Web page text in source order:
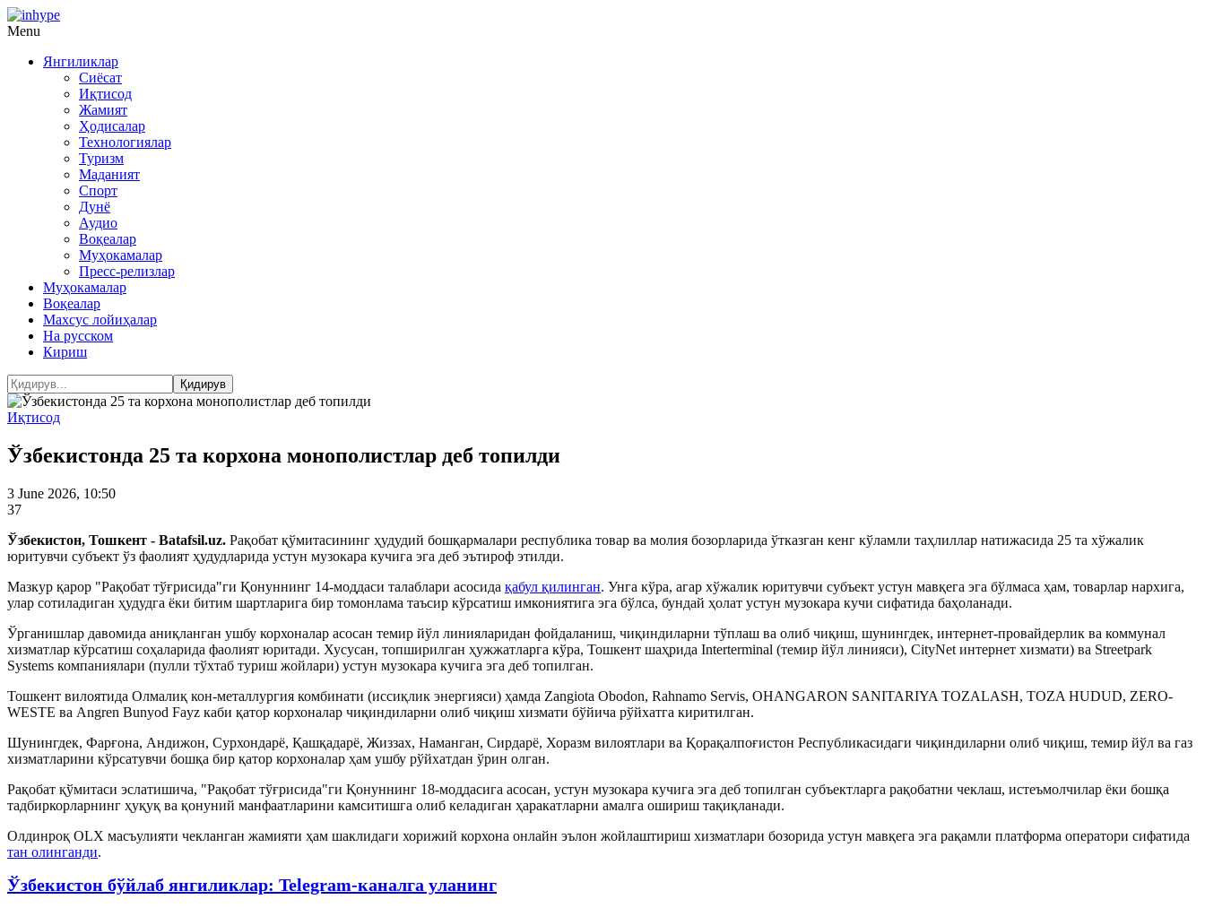
Menu
Янгиликлар
Сиёсат
Иқтисод
Жамият
Ҳодисалар
Технологиялар
Туризм
Маданият
Спорт
Дунё
Аудио
Воқеалар
Муҳокамалар
Пресс-релизлар
Муҳокамалар
Воқеалар
Махсус лойиҳалар
На русском
Кириш
Иқтисод
Ўзбекистонда 25 та корхона монополистлар деб топилди
3 June 2026, 10:50
37
Ўзбекистон, Тошкент - Batafsil.uz. Рақобат қўмитасининг ҳудудий бошқармалари республика товар ва молия бозорларида ўтказган кенг кўламли таҳлиллар натижасида 25 та хўжалик
юритувчи субъект ўз фаолият ҳудудларида устун музокара кучига эга деб эътироф этилди.
Мазкур қарор "Рақобат тўғрисида"ги Қонуннинг 14-моддаси талаблари асосида қабул қилинган. Унга кўра, агар хўжалик юритувчи субъект устун мавқега эга бўлмаса ҳам, товарлар нархига,
улар сотиладиган ҳудудга ёки битим шартларига бир томонлама таъсир кўрсатиш имкониятига эга бўлса, бундай ҳолат устун музокара кучи сифатида баҳоланади.
Ўрганишлар давомида аниқланган ушбу корхоналар асосан темир йўл линияларидан фойдаланиш, чиқиндиларни тўплаш ва олиб чиқиш, шунингдек, интернет-провайдерлик ва коммунал
хизматлар кўрсатиш соҳаларида фаолият юритади. Хусусан, топширилган ҳужжатларга кўра, Тошкент шаҳрида Interterminal (темир йўл линияси), CityNet интернет хизмати) ва Streetpark
Systems компаниялари (пулли тўхтаб туриш жойлари) устун музокара кучига эга деб топилган.
Тошкент вилоятида Олмалиқ кон-металлургия комбинати (иссиқлик энергияси) ҳамда Zangiota Obodon, Rahnamo Servis, OHANGARON SANITARIYA TOZALASH, TOZA HUDUD, ZERO-
WESTE ва Angren Bunyod Fayz каби қатор корхоналар чиқиндиларни олиб чиқиш хизмати бўйича рўйхатга киритилган.
Шунингдек, Фарғона, Андижон, Сурхондарё, Қашқадарё, Жиззах, Наманган, Сирдарё, Хоразм вилоятлари ва Қорақалпоғистон Республикасидаги чиқиндиларни олиб чиқиш, темир йўл ва газ
хизматларини кўрсатувчи бошқа бир қатор корхоналар ҳам ушбу рўйхатдан ўрин олган.
Рақобат қўмитаси эслатишича, "Рақобат тўғрисида"ги Қонуннинг 18-моддасига асосан, устун музокара кучига эга деб топилган субъектларга рақобатни чеклаш, истеъмолчилар ёки бошқа
тадбиркорларнинг ҳуқуқ ва қонуний манфаатларини камситишга олиб келадиган ҳаракатларни амалга ошириш тақиқланади.
Олдинроқ OLX масъулияти чекланган жамияти ҳам шаклидаги хорижий корхона онлайн эълон жойлаштириш хизматлари бозорида устун мавқега эга рақамли платформа оператори сифатида
тан олинганди.
Ўзбекистон бўйлаб янгиликлар: Telegram-каналга уланинг